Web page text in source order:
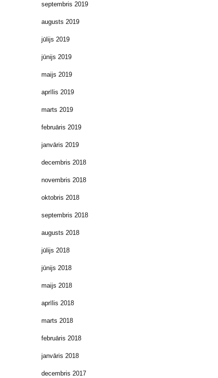
septembris 2019
augusts 2019
jūlijs 2019
jūnijs 2019
maijs 2019
aprīlis 2019
marts 2019
februāris 2019
janvāris 2019
decembris 2018
novembris 2018
oktobris 2018
septembris 2018
augusts 2018
jūlijs 2018
jūnijs 2018
maijs 2018
aprīlis 2018
marts 2018
februāris 2018
janvāris 2018
decembris 2017